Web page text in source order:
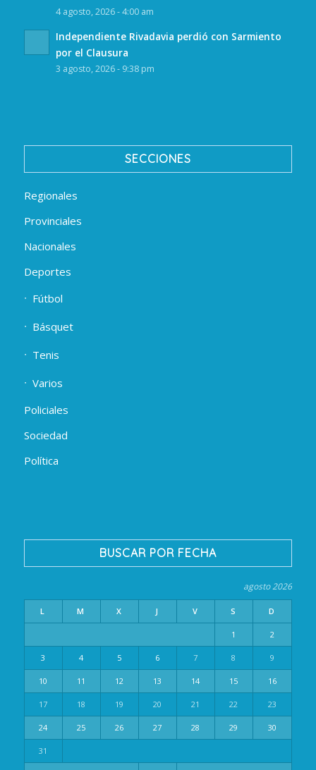
4 agosto, 2026 - 4:00 am
Independiente Rivadavia perdió con Sarmiento
por el Clausura
3 agosto, 2026 - 9:38 pm
SECCIONES
Regionales
Provinciales
Nacionales
Deportes
Fútbol
Básquet
Tenis
Varios
Policiales
Sociedad
Política
BUSCAR POR FECHA
agosto 2026
L M X J V S D
1 2
3 4 5 6 7 8 9
10 11 12 13 14 15 16
17 18 19 20 21 22 23
24 25 26 27 28 29 30
31